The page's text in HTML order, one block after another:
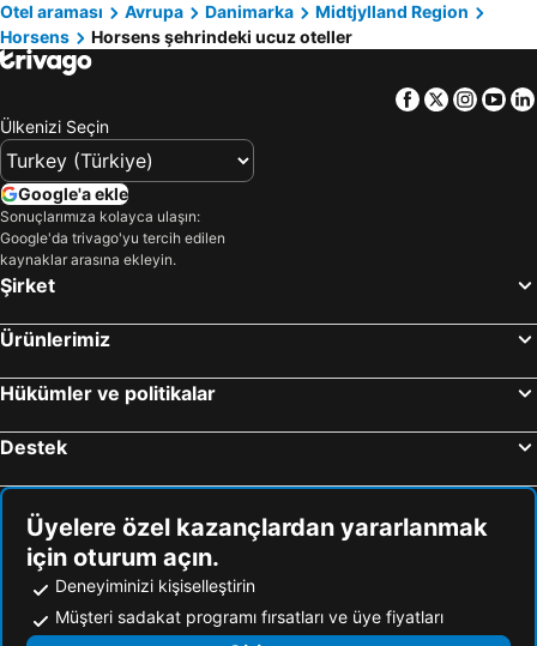
Otel araması Avrupa Danimarka
Midtjylland Region
Horsens
Horsens şehrindeki ucuz oteller
Facebook
Twitter
Ülkenizi Seçin
Google'a ekle
Sonuçlarımıza kolayca ulaşın:
Google'da trivago'yu tercih edilen
kaynaklar arasına ekleyin.
Şirket
Ürünlerimiz
Hükümler ve politikalar
Destek
Üyelere özel kazançlardan yararlanmak
için oturum açın.
Deneyiminizi kişiselleştirin
Müşteri sadakat programı fırsatları ve üye fiyatları